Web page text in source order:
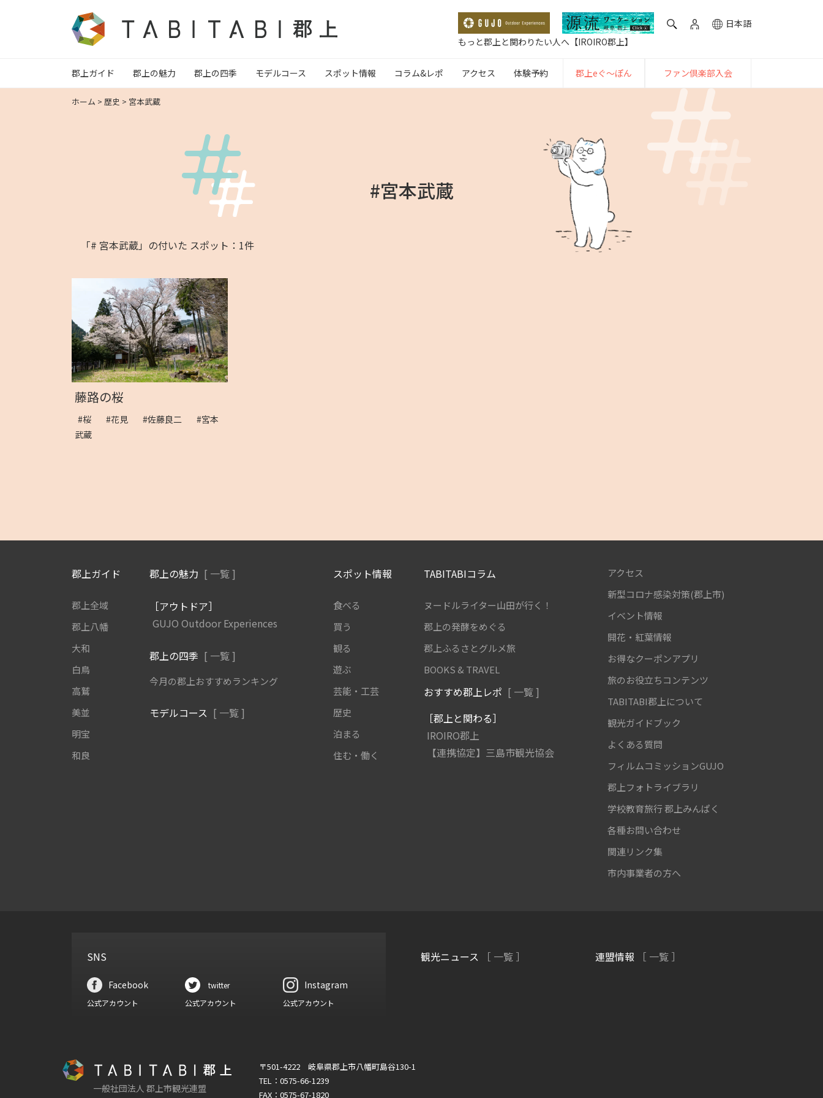
日本語
もっと郡上と関わりたい人へ【IROIRO郡上】
郡上ガイド 郡上の魅力 郡上の四季 モデルコース スポット情報 コラム&レポ アクセス 体験予約 郡上eぐ〜ぽん ファン倶楽部入会
ホーム > 歴史 > 宮本武蔵
#宮本武蔵
「# 宮本武蔵」の付いた スポット：1件
藤路の桜
#桜 #花見 #佐藤良二
#宮本
武蔵
郡上ガイド
郡上全域
郡上八幡
大和
白鳥
高鷲
美並
明宝
和良
郡上の魅力 [ 一覧 ]
［アウトドア］
GUJO Outdoor Experiences
郡上の四季 [ 一覧 ]
今月の郡上おすすめランキング
モデルコース [ 一覧 ]
スポット情報
食べる
買う
観る
遊ぶ
芸能・工芸
歴史
泊まる
住む・働く
TABITABIコラム
ヌードルライター山田が行く！
郡上の発酵をめぐる
郡上ふるさとグルメ旅
BOOKS & TRAVEL
おすすめ郡上レポ [ 一覧 ]
［郡上と関わる］
IROIRO郡上
【連携協定】三島市観光協会
アクセス
新型コロナ感染対策(郡上市)
イベント情報
開花・紅葉情報
お得なクーポンアプリ
旅のお役立ちコンテンツ
TABITABI郡上について
観光ガイドブック
よくある質問
フィルムコミッションGUJO
郡上フォトライブラリ
学校教育旅行郡上みんぱく
各種お問い合わせ
関連リンク集
市内事業者の方へ
SNS
Facebook
公式アカウント
twitter
公式アカウント
Instagram
公式アカウント
観光ニュース ［ 一覧 ］ 連盟情報 ［ 一覧 ］
一般社団法人 郡上市観光連盟
〒501-4222 岐阜県郡上市八幡町島谷130-1
TEL：0575-66-1239
FAX：0575-67-1820